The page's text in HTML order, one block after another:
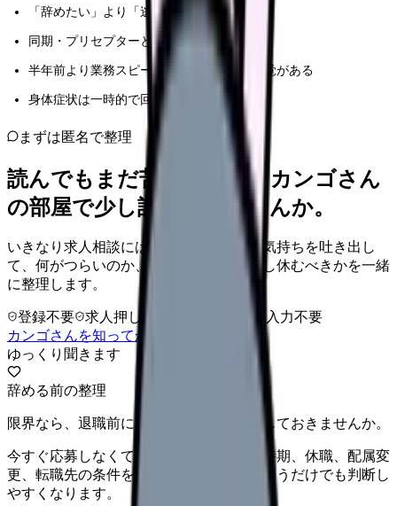
「辞めたい」より「逃げたい」寄りの感情
同期・プリセプターと関係が築けている
半年前より業務スピードが上がっている自覚がある
身体症状は一時的で回復している
まずは匿名で整理
読んでもまだ苦しいなら、カンゴさん
の部屋で少し話してみませんか。
いきなり求人相談には進みません。今の気持ちを吐き出し
て、何がつらいのか、辞めるべきか、少し休むべきかを一緒
に整理します。
登録不要 求人押し売りなし
病院名は入力不要
カンゴさんを知ってから相談する
ゆっくり聞きます
辞める前の整理
限界なら、退職前に次の逃げ道だけ確保しておきませんか。
今すぐ応募しなくても大丈夫です。退職時期、休職、配属変
更、転職先の条件を第三者に整理してもらうだけでも判断し
やすくなります。